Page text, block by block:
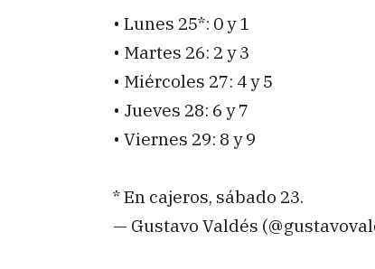
• Lunes 25*: 0 y 1
• Martes 26: 2 y 3
• Miércoles 27: 4 y 5
• Jueves 28: 6 y 7
• Viernes 29: 8 y 9
* En cajeros, sábado 23.
— Gustavo Valdés